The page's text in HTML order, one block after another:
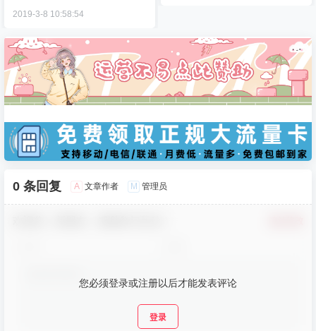
2019-3-8 10:58:54
0 条回复 A 文章作者 M 管理员
您必须登录或注册以后才能发表评论
登录